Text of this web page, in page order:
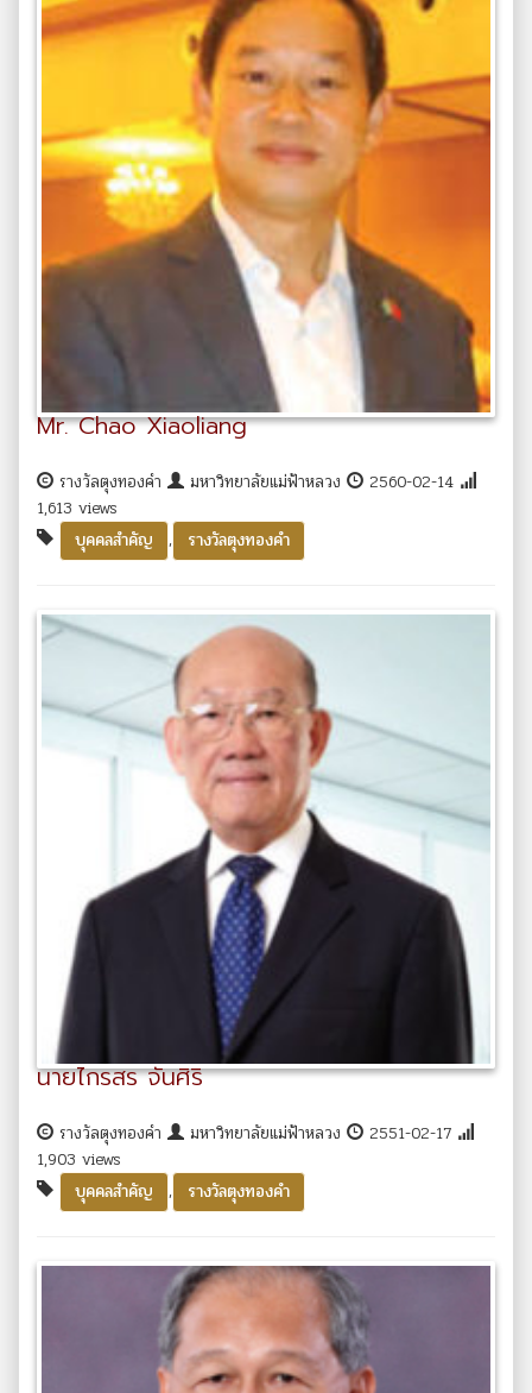
Mr. Chao Xiaoliang
รางวัลตุงทองคำ มหาวิทยาลัยแม่ฟ้าหลวง
2560-02-14
1,613 views
บุคคลสำคัญ
, รางวัลตุงทองคำ
นายไกรสร จันศิริ
รางวัลตุงทองคำ มหาวิทยาลัยแม่ฟ้าหลวง
2551-02-17
1,903 views
บุคคลสำคัญ
, รางวัลตุงทองคำ